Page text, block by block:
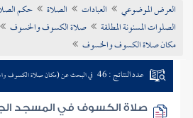
تراجم الأعلام
العرض الموضوعي العبادات الصلاة حكم
الصلوات المسنونة المطلقة
صلاة الكسوف والخسوف
مكان صلاة الكسوف والخسوف
عدد النتائج : 46 في البحث عن (مكان صلاة الكسوف
صلاة الكسوف في المسجد